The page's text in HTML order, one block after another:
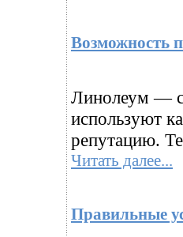
Возможность
Линолеум —
используют
репутацию.
Читать далее...
Правильные